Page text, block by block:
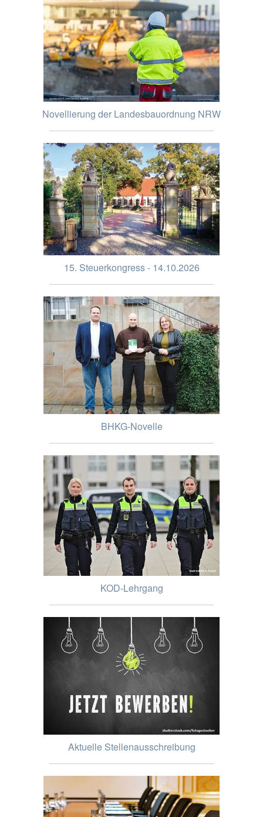
Novellierung der Landesbauordnung NRW
15. Steuerkongress - 14.10.2026
BHKG-Novelle
KOD-Lehrgang
Aktuelle Stellenausschreibung